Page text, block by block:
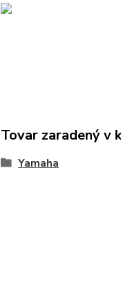
Tovar zaradený v
Yamaha